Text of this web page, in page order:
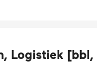
Logistiek